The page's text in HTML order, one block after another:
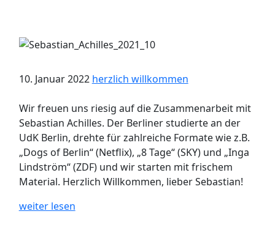
10. Januar 2022 herzlich willkommen
Wir freuen uns riesig auf die Zusammenarbeit mit
Sebastian Achilles. Der Berliner studierte an der
UdK Berlin, drehte für zahlreiche Formate wie z.B.
„Dogs of Berlin“ (Netflix), „8 Tage“ (SKY) und „Inga
Lindström“ (ZDF) und wir starten mit frischem
Material. Herzlich Willkommen, lieber Sebastian!
weiter lesen